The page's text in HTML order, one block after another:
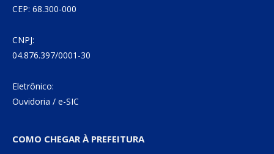
CEP: 68.300-000
CNPJ:
04.876.397/0001-30
Eletrônico:
Ouvidoria / e-SIC
COMO CHEGAR À PREFEITURA